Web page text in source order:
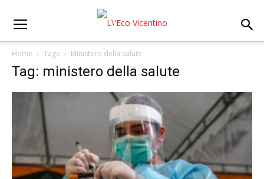
Home Tags Ministero della salute
Tag: ministero della salute